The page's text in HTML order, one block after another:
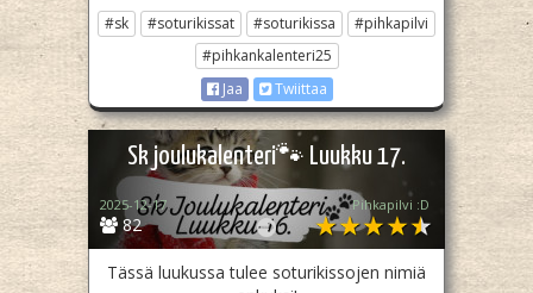
#sk #soturikissat #soturikissa
#pihkapilvi
#pihkankalenteri25
Jaa
Twiittaa
Sk joulukalenteri🐾 Luukku 17.
82
2025-12-17 Pihkapilvi :D
Tässä luukussa tulee soturikissojen nimiä